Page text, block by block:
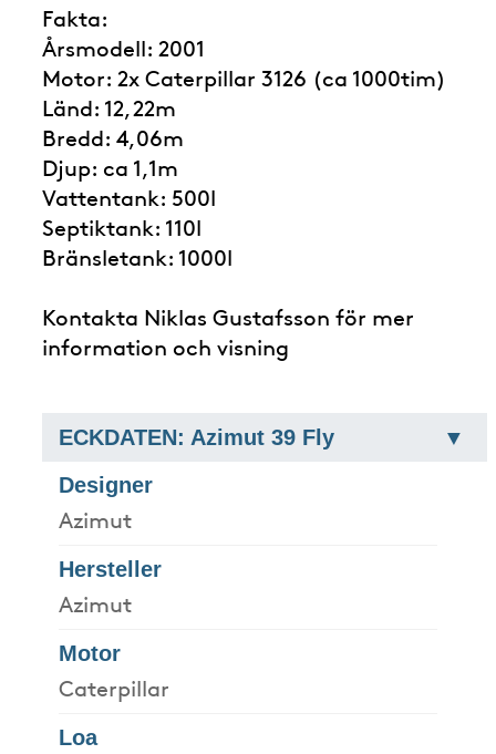
Fakta:
Årsmodell: 2001
Motor: 2x Caterpillar 3126 (ca 1000tim)
Länd: 12,22m
Bredd: 4,06m
Djup: ca 1,1m
Vattentank: 500l
Septiktank: 110l
Bränsletank: 1000l
Kontakta Niklas Gustafsson för mer
information och visning
ECKDATEN: Azimut 39 Fly
Designer
Azimut
Hersteller
Azimut
Motor
Caterpillar
Loa